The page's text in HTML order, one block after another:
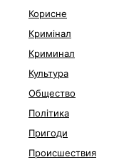
Корисне
Кримінал
Криминал
Культура
Общество
Політика
Пригоди
Происшествия